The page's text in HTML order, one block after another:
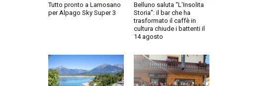
Tutto pronto a Lamosano
per Alpago Sky Super 3
Belluno saluta “L’Insolita
Storia”: il bar che ha
trasformato il caffè in
cultura chiude i battenti il
14 agosto